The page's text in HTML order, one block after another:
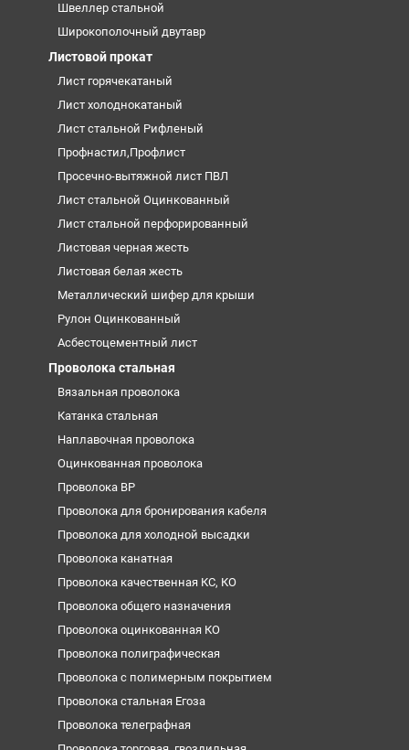
Швеллер стальной
Широкополочный двутавр
Листовой прокат
Лист горячекатаный
Лист холоднокатаный
Лист стальной Рифленый
Профнастил,Профлист
Просечно-вытяжной лист ПВЛ
Лист стальной Оцинкованный
Лист стальной перфорированный
Листовая черная жесть
Листовая белая жесть
Металлический шифер для крыши
Рулон Оцинкованный
Асбестоцементный лист
Проволока стальная
Вязальная проволока
Катанка стальная
Наплавочная проволока
Оцинкованная проволока
Проволока ВР
Проволока для бронирования кабеля
Проволока для холодной высадки
Проволока канатная
Проволока качественная КС, КО
Проволока общего назначения
Проволока оцинкованная КО
Проволока полиграфическая
Проволока с полимерным покрытием
Проволока стальная Егоза
Проволока телеграфная